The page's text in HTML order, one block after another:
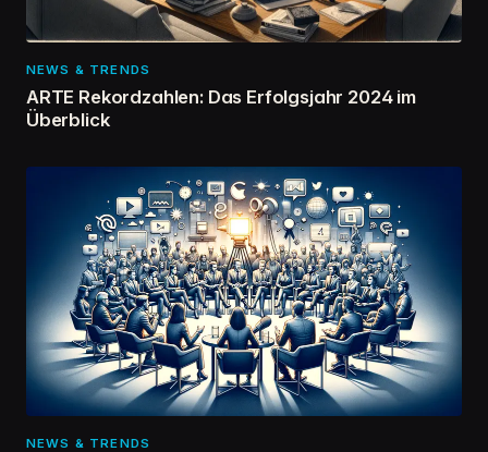
NEWS & TRENDS
ARTE Rekordzahlen: Das Erfolgsjahr 2024 im
Überblick
NEWS & TRENDS